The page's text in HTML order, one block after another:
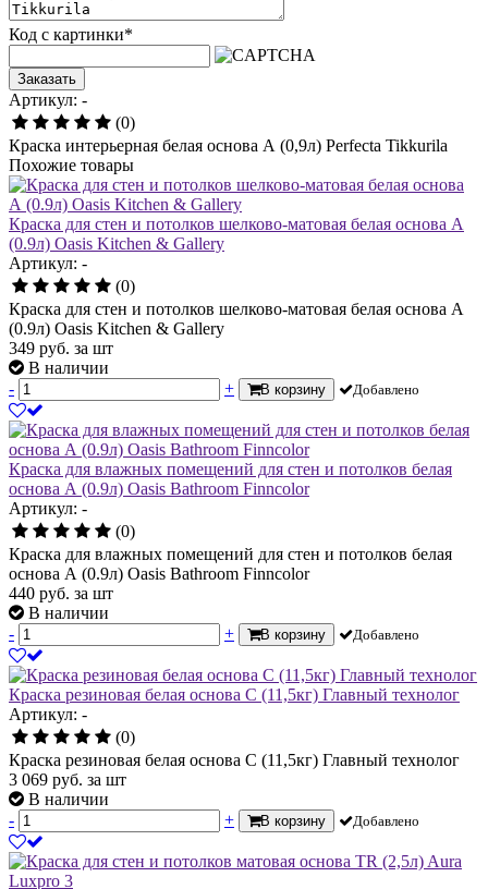
Код с картинки*
Заказать
Артикул: -
(0)
Краска интерьерная белая основа А (0,9л) Perfecta Tikkurila
Похожие товары
Краска для стен и потолков шелково-матовая белая основа А
(0.9л) Oasis Kitchen & Gallery
Артикул: -
(0)
Краска для стен и потолков шелково-матовая белая основа А
(0.9л) Oasis Kitchen & Gallery
349 руб. за шт
В наличии
-
+ В корзину Добавлено
Краска для влажных помещений для стен и потолков белая
основа А (0.9л) Oasis Bathroom Finncolor
Артикул: -
(0)
Краска для влажных помещений для стен и потолков белая
основа А (0.9л) Oasis Bathroom Finncolor
440 руб. за шт
В наличии
-
+ В корзину Добавлено
Краска резиновая белая основа С (11,5кг) Главный технолог
Артикул: -
(0)
Краска резиновая белая основа С (11,5кг) Главный технолог
3 069 руб. за шт
В наличии
-
+ В корзину Добавлено